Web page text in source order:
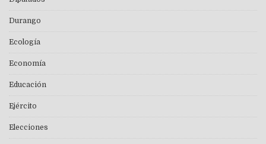
Durango
Ecología
Economía
Educación
Ejército
Elecciones